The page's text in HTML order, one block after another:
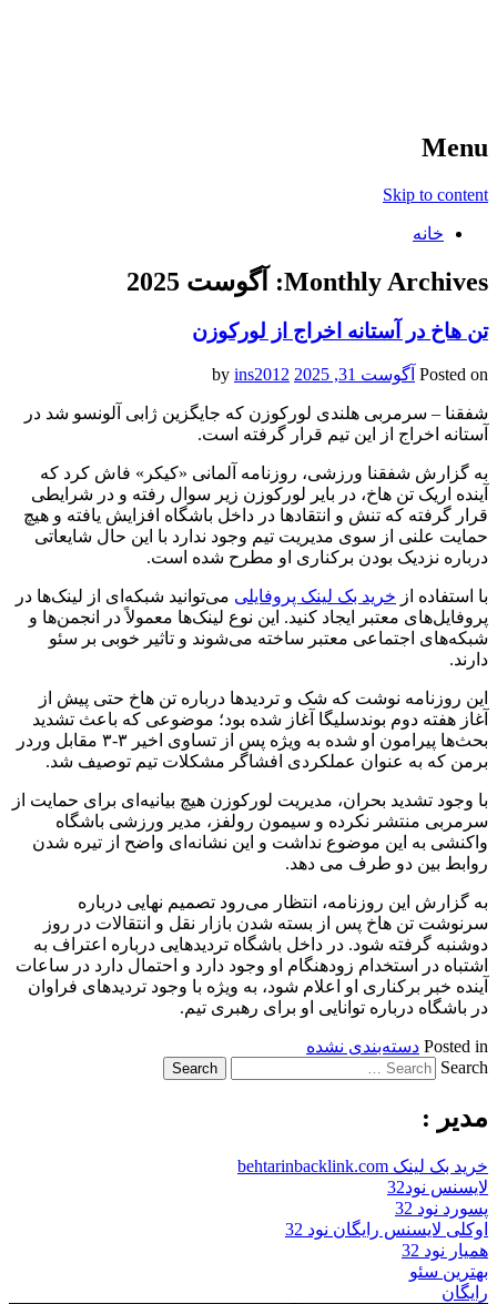
Menu
Skip to content
خانه
Monthly Archives: آگوست 2025
تن هاخ در آستانه اخراج از لورکوزن
Posted on آگوست 31, 2025 ins2012
شفقنا – سرمربی هلندی لورکوزن که جایگزین ژابی آلونسو شد در
آستانه اخراج از این تیم قرار گرفته است.
به گزارش شفقنا ورزشی، روزنامه آلمانی «کیکر» فاش کرد که
آینده اریک تن هاخ، در بایر لورکوزن زیر سوال رفته و در شرایطی
قرار گرفته که تنش و انتقادها در داخل باشگاه افزایش یافته و هیچ
حمایت علنی از سوی مدیریت تیم وجود ندارد با این حال شایعاتی
درباره نزدیک بودن برکناری او مطرح شده است.
با استفاده از خرید بک لینک پروفایلی می‌توانید شبکه‌ای از لینک‌ها در
پروفایل‌های معتبر ایجاد کنید. این نوع لینک‌ها معمولاً در انجمن‌ها و
شبکه‌های اجتماعی معتبر ساخته می‌شوند و تاثیر خوبی بر سئو
دارند.
این روزنامه نوشت که شک و تردیدها درباره تن هاخ حتی پیش از
آغاز هفته دوم بوندسلیگا آغاز شده بود؛ موضوعی که باعث تشدید
بحث‌ها پیرامون او شده به ویژه پس از تساوی اخیر ۳-۳ مقابل وردر
برمن که به عنوان عملکردی افشاگر مشکلات تیم توصیف شد.
با وجود تشدید بحران، مدیریت لورکوزن هیچ بیانیه‌ای برای حمایت از
سرمربی منتشر نکرده و سیمون رولفز، مدیر ورزشی باشگاه
واکنشی به این موضوع نداشت و این نشانه‌ای واضح از تیره شدن
روابط بین دو طرف می دهد.
به گزارش این روزنامه، انتظار می‌رود تصمیم نهایی درباره
سرنوشت تن هاخ پس از بسته شدن بازار نقل و انتقالات در روز
دوشنبه گرفته شود. در داخل باشگاه تردیدهایی درباره اعتراف به
اشتباه در استخدام زودهنگام او وجود دارد و احتمال دارد در ساعات
آینده خبر برکناری او اعلام شود، به ویژه با وجود تردیدهای فراوان
در باشگاه درباره توانایی او برای رهبری تیم.
Posted in دسته‌بندی نشده
Search
مدیر :
خرید بک لینک behtarinbacklink.com
لایسنس نود32
پسورد نود 32
اوکلی لایسنس رایگان نود 32
همیار نود 32
بهترین سئو
رایگان